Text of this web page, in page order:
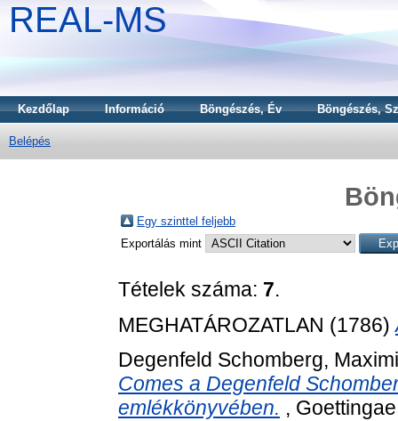
REAL-MS
Kezdőlap Információ Böngészés, Év Böngészés,
Belépés
Egy szinttel feljebb
Exportálás mint
Tételek száma: 7.
MEGHATÁROZATLAN (1786)
Degenfeld Schomberg,
Comes a Degenfeld
emlékkönyvében. ,